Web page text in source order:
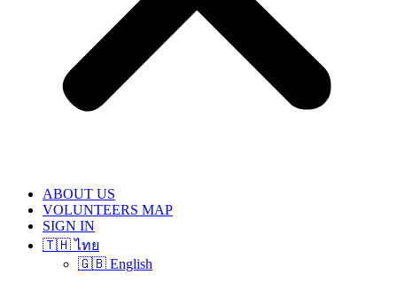
ABOUT US
VOLUNTEERS MAP
SIGN IN
🇹🇭 ไทย
🇬🇧 English